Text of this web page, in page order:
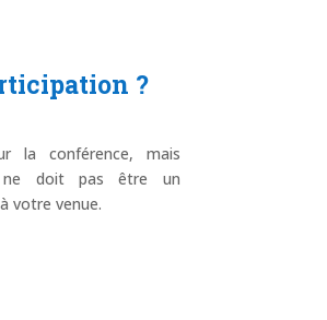
?
la conférence, mais
ne doit pas être un
votre venue.